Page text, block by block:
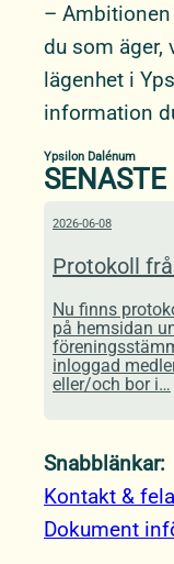
–
du som äger,
lägenhet i
information
Ypsilon Dalénum
2026-06-08
Protokoll
Nu finns
på hemsidan
inloggad
eller/och bor i…
Snabblänkar:
Kontakt &
Dokument